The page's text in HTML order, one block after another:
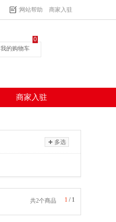
网站帮助 商家入驻
我的购物车
0
商家入驻
多选
共2个商品 1 / 1